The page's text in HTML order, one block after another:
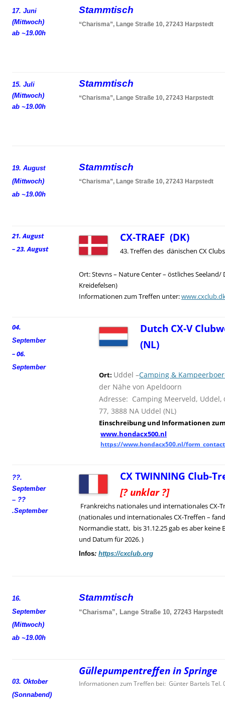
17. Juni
(Mittwoch)
ab ~19.00h
Stammtisch
“Charisma”, Lange Straße 10, 27243 Harpstedt
15. Juli
(Mittwoch)
ab ~19.00h
Stammtisch
“Charisma”, Lange Straße 10, 27243 Harpstedt
19. August
(Mittwoch)
ab ~19.00h
Stammtisch
“Charisma”, Lange Straße 10, 27243 Harpstedt
21. August
– 23. August
CX-TRAEF (DK)
43. Treffen des dänischen CX Clubs
Ort: Stevns – Nature Center – östliches Seeland/
Kreidefelsen)
Informationen zum Treffen unter:
04.
September
– 06.
September
Dutch CX-V
(NL)
Ort: Uddel –Camping &
der Nähe von Apeldoorn
Adresse: Camping Meerveld, Uddel,
77, 3888 NA Uddel (NL)
Einschreibung und Informationen
www.hondacx500.nl
https://www.hondacx500.nl/
??.
September
– ??
.September
CX TWINNING Club-
[? unklar ?]
Frankreichs nationales und internationales CX-
(nationales und internationales CX-Treffen –
Normandie statt, bis 31.12.25 gab es aber keine
und Datum für 2026. )
Infos: https://cxclub.org
16.
September
(Mittwoch)
ab ~19.00h
Stammtisch
“Charisma”, Lange Straße 10, 27243 Harpstedt
03. Oktober
(Sonnabend)
Güllepumpentreffen in Springe
Informationen zum Treffen bei: Günter Bartels Tel.